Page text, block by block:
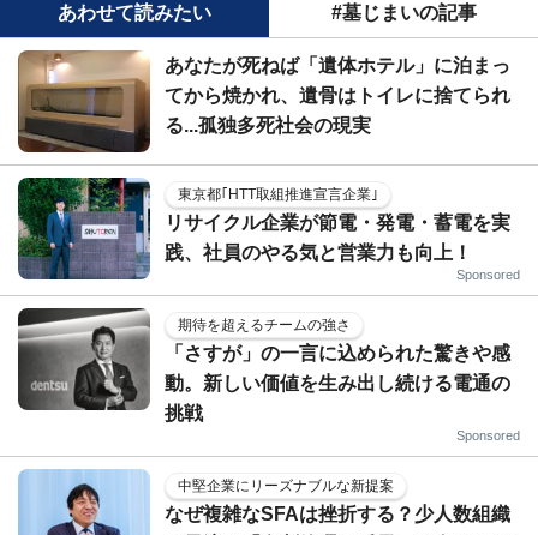
あわせて読みたい #墓じまいの記事
あなたが死ねば「遺体ホテル」に泊まっ
てから焼かれ、遺骨はトイレに捨てられ
る...孤独多死社会の現実
東京都｢HTT取組推進宣言企業｣
リサイクル企業が節電・発電・蓄電を実
践、社員のやる気と営業力も向上！
Sponsored
期待を超えるチームの強さ
「さすが」の一言に込められた驚きや感
動。新しい価値を生み出し続ける電通の
挑戦
Sponsored
中堅企業にリーズナブルな新提案
なぜ複雑なSFAは挫折する？少人数組織